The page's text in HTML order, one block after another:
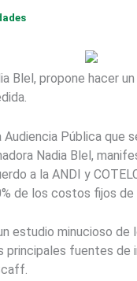
Blel, propone hacer
Pública que
Nadia Blel,
a la ANDI y
de los costos fijos de
estudio minucioso
principales fuentes